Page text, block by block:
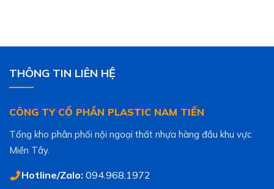
THÔNG TIN LIÊN HỆ
CÔNG TY CỔ PHẦN PLASTIC NAM TIẾN
Tổng kho phân phối nội ngoại thất nhựa hàng đầu khu vực
Miền Tây.
Hotline/Zalo: 094.968.1972